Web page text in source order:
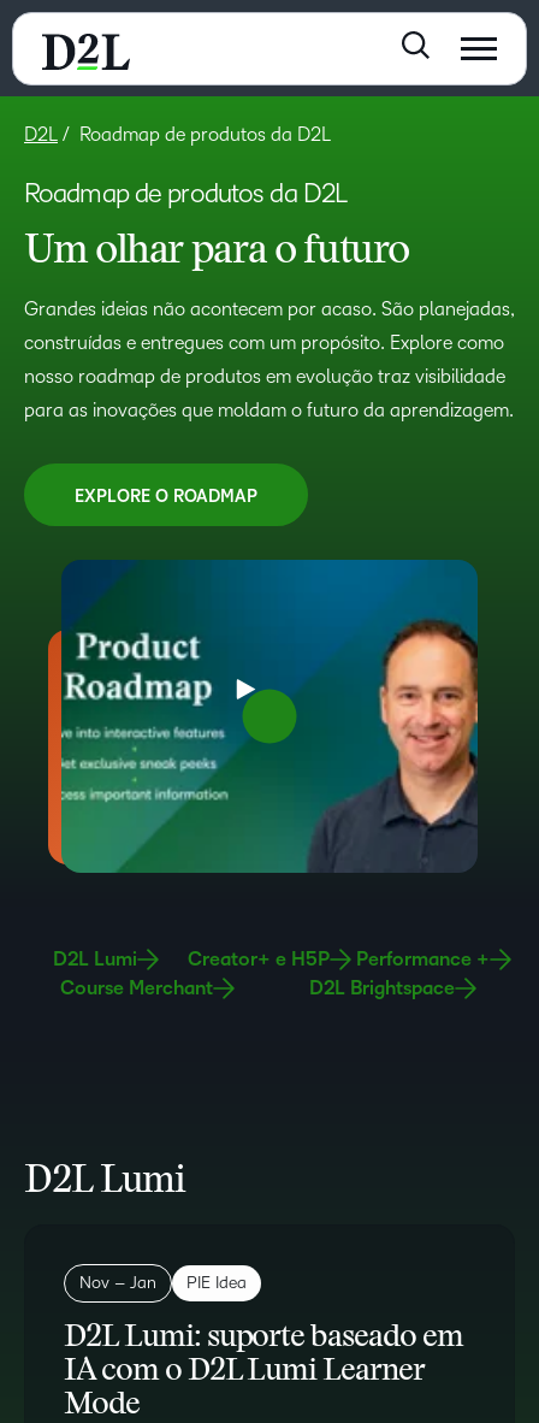
D2L Roadmap de produtos da D2L
Roadmap de produtos da D2L
Um olhar para o futuro
Grandes ideias não acontecem por acaso. São planejadas,
construídas e entregues com um propósito. Explore como
nosso roadmap de produtos em evolução traz visibilidade
para as inovações que moldam o futuro da aprendizagem.
EXPLORE O ROADMAP
D2L Lumi Creator+ e H5P
Performance +
Course Merchant
D2L Brightspace
D2L Lumi
Nov – Jan PIE Idea
D2L Lumi: suporte baseado em
IA com o D2L Lumi Learner
Mode